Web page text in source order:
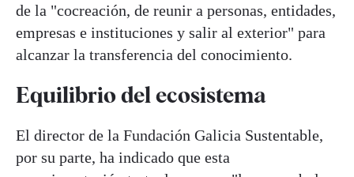
de la "cocreación, de reunir a personas, entidades,
empresas e instituciones y salir al exterior" para
alcanzar la transferencia del conocimiento.
Equilibrio del ecosistema
El director de la Fundación Galicia Sustentable,
por su parte, ha indicado que esta